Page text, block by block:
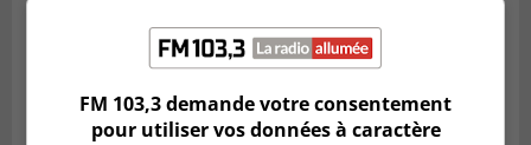
SAINT-CONSTANT
Publié le 4 août 2026 à 14h02
FM 103,3 demande votre consentement
pour utiliser vos données à caractère